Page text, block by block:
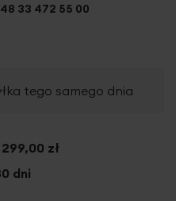
33 472 55 00
tego samego dnia
zł
dni